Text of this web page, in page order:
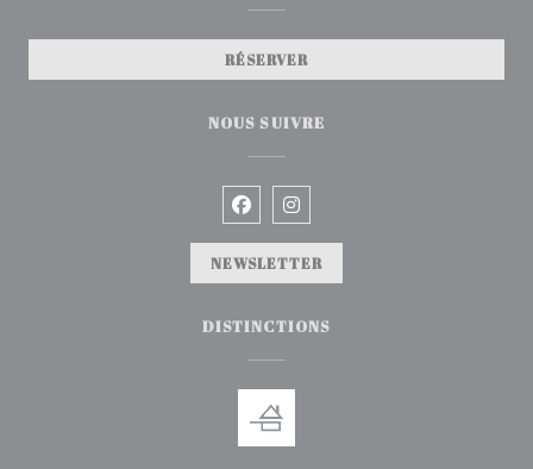
RÉSERVER
NOUS SUIVRE
Facebook ((ouvre une
Instagram ((ouvre une
NEWSLETTER
DISTINCTIONS